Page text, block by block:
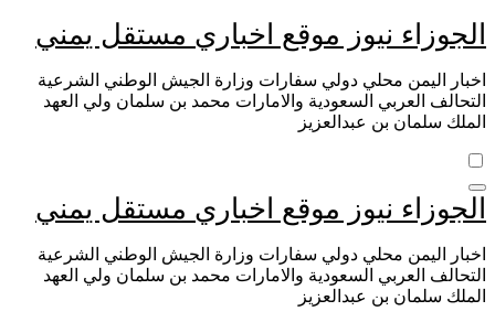
التجاوز
إلى
المحتوى
الجوزاء نيوز موقع اخباري مستقل يمني
اخبار اليمن محلي دولي سفارات وزارة الجيش الوطني الشرعية
التحالف العربي السعودية والامارات محمد بن سلمان ولي العهد
الملك سلمان بن عبدالعزيز
الجوزاء نيوز موقع اخباري مستقل يمني
اخبار اليمن محلي دولي سفارات وزارة الجيش الوطني الشرعية
التحالف العربي السعودية والامارات محمد بن سلمان ولي العهد
الملك سلمان بن عبدالعزيز